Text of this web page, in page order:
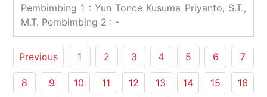
Pembimbing 1 : Yun Tonce Kusuma Priyanto, S.T.,
M.T. Pembimbing 2 : -
Previous 1 2 3 4 5 6 7
8 9 10 11 12 13 14 15 16